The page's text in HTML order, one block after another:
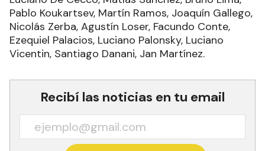
Pablo Koukartsev, Martín Ramos, Joaquín Gallego,
Nicolás Zerba, Agustín Loser, Facundo Conte,
Ezequiel Palacios, Luciano Palonsky, Luciano
Vicentin, Santiago Danani, Jan Martínez.
Recibí las noticias en tu email